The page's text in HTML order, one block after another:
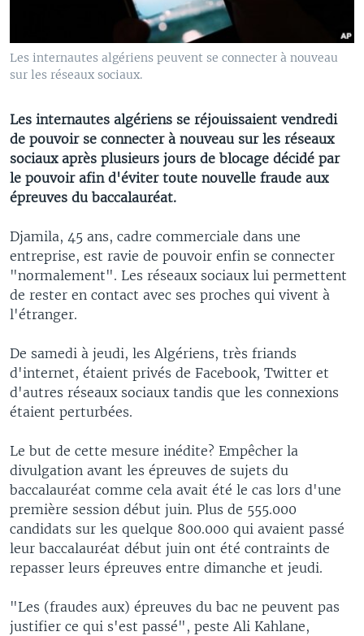
Les internautes algériens peuvent se connecter à nouveau
sur les réseaux sociaux.
Les internautes algériens se réjouissaient vendredi
de pouvoir se connecter à nouveau sur les réseaux
sociaux après plusieurs jours de blocage décidé par
le pouvoir afin d'éviter toute nouvelle fraude aux
épreuves du baccalauréat.
Djamila, 45 ans, cadre commerciale dans une
entreprise, est ravie de pouvoir enfin se connecter
"normalement". Les réseaux sociaux lui permettent
de rester en contact avec ses proches qui vivent à
l'étranger.
De samedi à jeudi, les Algériens, très friands
d'internet, étaient privés de Facebook, Twitter et
d'autres réseaux sociaux tandis que les connexions
étaient perturbées.
Le but de cette mesure inédite? Empêcher la
divulgation avant les épreuves de sujets du
baccalauréat comme cela avait été le cas lors d'une
première session début juin. Plus de 555.000
candidats sur les quelque 800.000 qui avaient passé
leur baccalauréat début juin ont été contraints de
repasser leurs épreuves entre dimanche et jeudi.
"Les (fraudes aux) épreuves du bac ne peuvent pas
justifier ce qui s'est passé", peste Ali Kahlane,